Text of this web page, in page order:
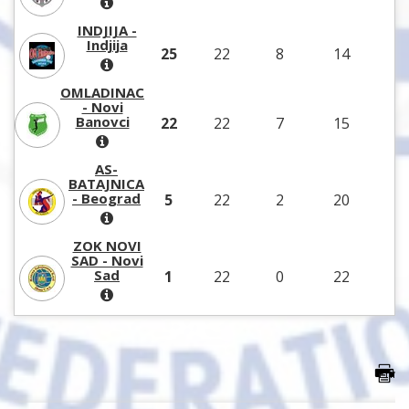
INDJIJA -
Indjija
25 22 8 14
OMLADINAC
- Novi
Banovci
22 22 7 15
AS-
BATAJNICA
- Beograd
5 22 2 20
ZOK NOVI
SAD - Novi
Sad
1 22 0 22